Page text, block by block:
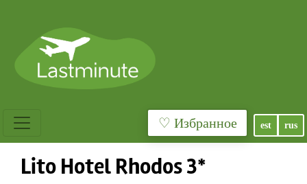
♡ Избранное est rus
Lito Hotel Rhodos 3*